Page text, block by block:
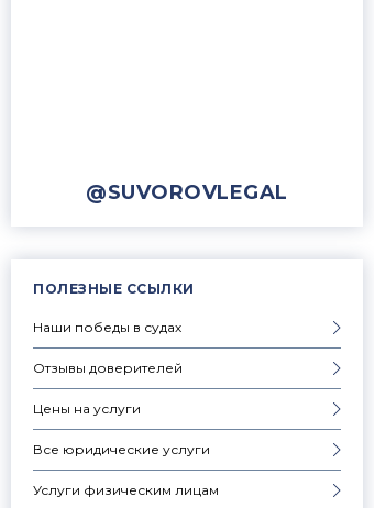
@SUVOROVLEGAL
ПОЛЕЗНЫЕ ССЫЛКИ
Наши победы в судах
Отзывы доверителей
Цены на услуги
Все юридические услуги
Услуги физическим лицам